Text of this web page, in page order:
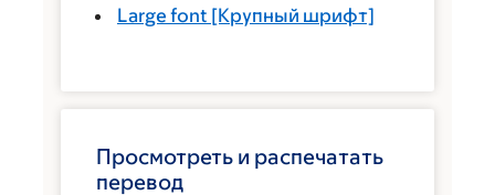
Large font [Крупный шрифт]
Просмотреть и распечатать
перевод